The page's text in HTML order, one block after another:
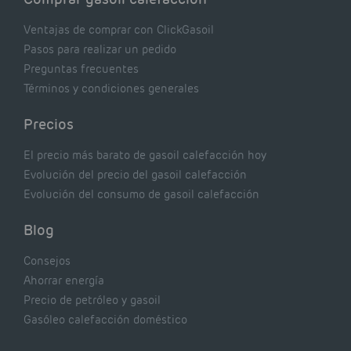
Ventajas de comprar con ClickGasoil
Pasos para realizar un pedido
Preguntas frecuentes
Términos y condiciones generales
Precios
El precio más barato de gasoil calefacción hoy
Evolución del precio del gasoil calefacción
Evolución del consumo de gasoil calefacción
Blog
Consejos
Ahorrar energía
Precio de petróleo y gasoil
Gasóleo calefacción doméstico